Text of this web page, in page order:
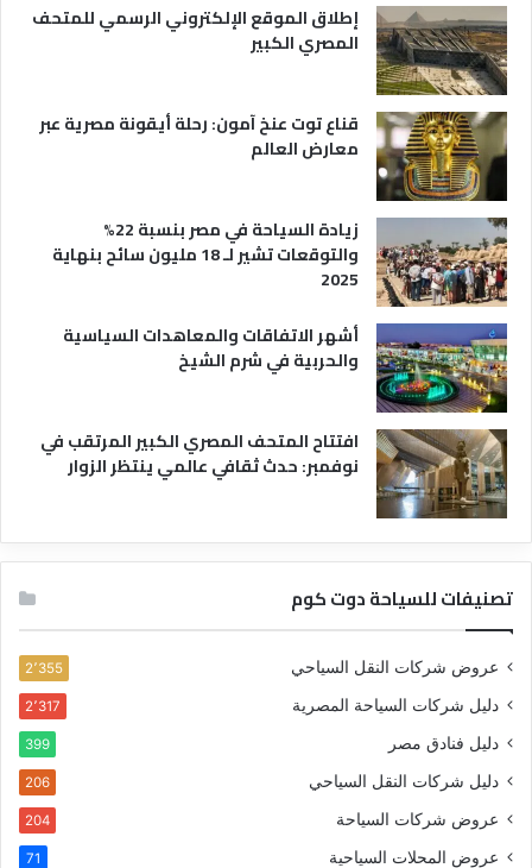
إطلاق الموقع الإلكتروني الرسمي للمتحف
المصري الكبير
قناع توت عنخ آمون: رحلة أيقونة مصرية عبر
معارض العالم
زيادة السياحة في مصر بنسبة 22%
والتوقعات تشير لـ 18 مليون سائح بنهاية
2025
أشهر الاتفاقات والمعاهدات السياسية
والحربية في شرم الشيخ
افتتاح المتحف المصري الكبير المرتقب في
نوفمبر: حدث ثقافي عالمي ينتظر الزوار
تصنيفات للسياحة دوت كوم
عروض شركات النقل السياحي 2٬355
دليل شركات السياحة المصرية 2٬317
دليل فنادق مصر 399
دليل شركات النقل السياحي 206
عروض شركات السياحة 204
عروض المحلات السياحية 71